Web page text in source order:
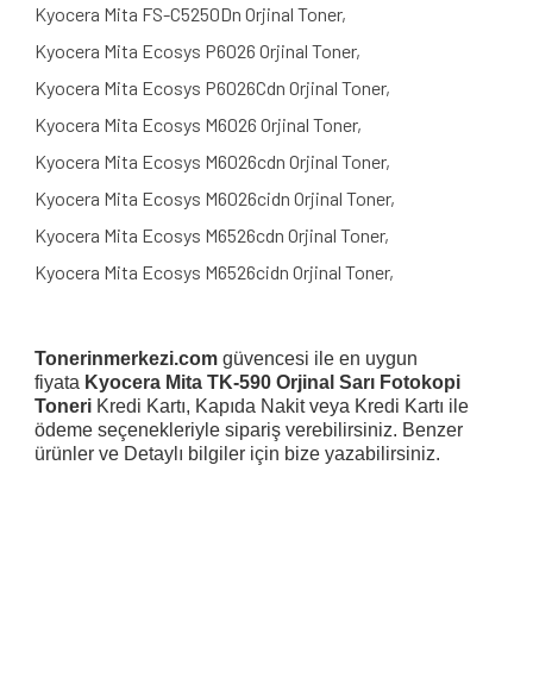
Kyocera Mita FS-C5250Dn Orjinal Toner,
Kyocera Mita Ecosys P6026 Orjinal Toner,
Kyocera Mita Ecosys P6026Cdn Orjinal Toner,
Kyocera Mita Ecosys M6026 Orjinal Toner,
Kyocera Mita Ecosys M6026cdn Orjinal Toner,
Kyocera Mita Ecosys M6026cidn Orjinal Toner,
Kyocera Mita Ecosys M6526cdn Orjinal Toner,
Kyocera Mita Ecosys M6526cidn Orjinal Toner,
Tonerinmerkezi.com güvencesi ile en uygun
fiyata Kyocera Mita TK-590 Orjinal Sarı Fotokopi
Toneri Kredi Kartı, Kapıda Nakit veya Kredi Kartı ile
ödeme seçenekleriyle sipariş verebilirsiniz. Benzer
ürünler ve Detaylı bilgiler için bize yazabilirsiniz.